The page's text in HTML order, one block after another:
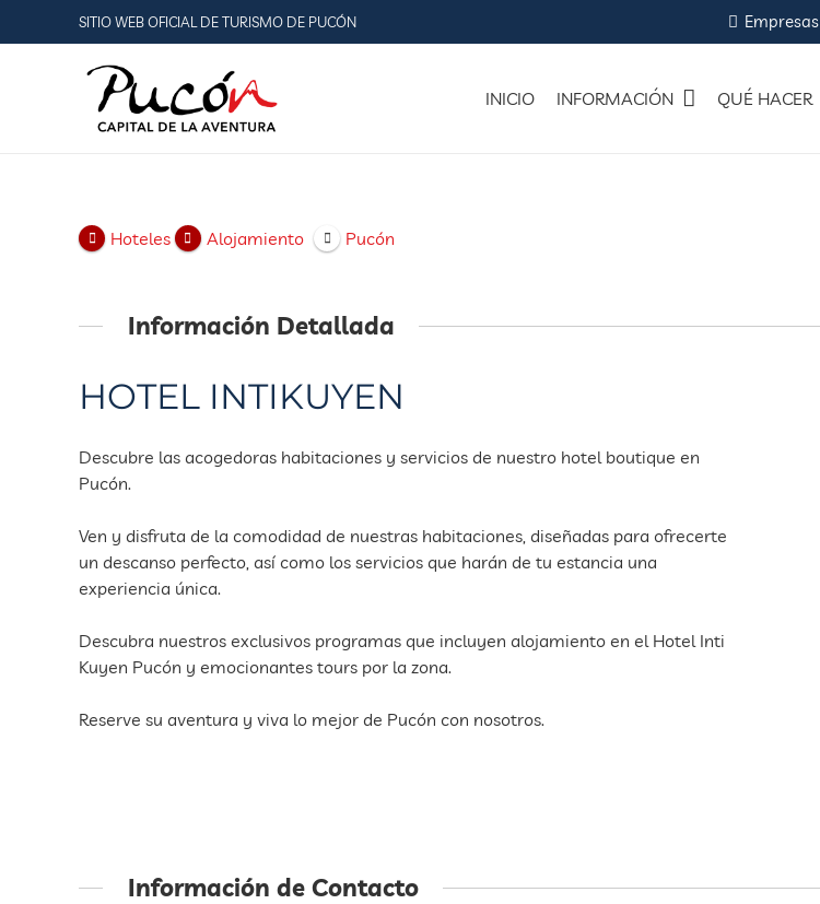
SITIO WEB OFICIAL DE TURISMO DE PUCÓN Empresas
INICIO INFORMACIÓN QUÉ HACER
Hoteles Alojamiento Pucón
Información Detallada
HOTEL INTIKUYEN
Descubre las acogedoras habitaciones y servicios de nuestro hotel boutique en
Pucón.
Ven y disfruta de la comodidad de nuestras habitaciones, diseñadas para ofrecerte
un descanso perfecto, así como los servicios que harán de tu estancia una
experiencia única.
Descubra nuestros exclusivos programas que incluyen alojamiento en el Hotel Inti
Kuyen Pucón y emocionantes tours por la zona.
Reserve su aventura y viva lo mejor de Pucón con nosotros.
Información de Contacto